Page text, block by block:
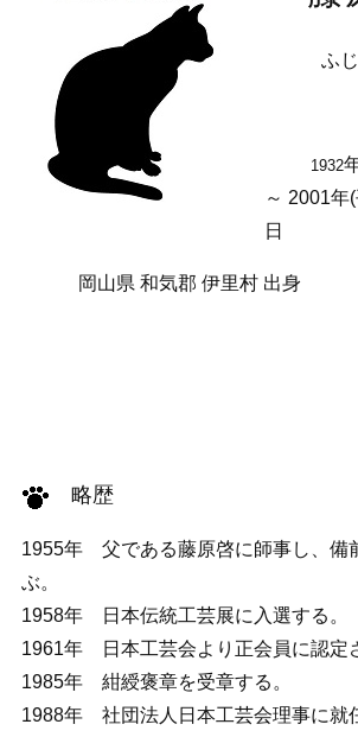
ふじ
1932
～ 2001年
日
岡山県 和気郡 伊里村 出身
略歴
1955年 父である藤原啓に師事し、備
ぶ。
1958年 日本伝統工芸展に入選する。
1961年 日本工芸会より正会員に認定
1985年 紺綬褒章を受章する。
1988年 社団法人日本工芸会理事に就